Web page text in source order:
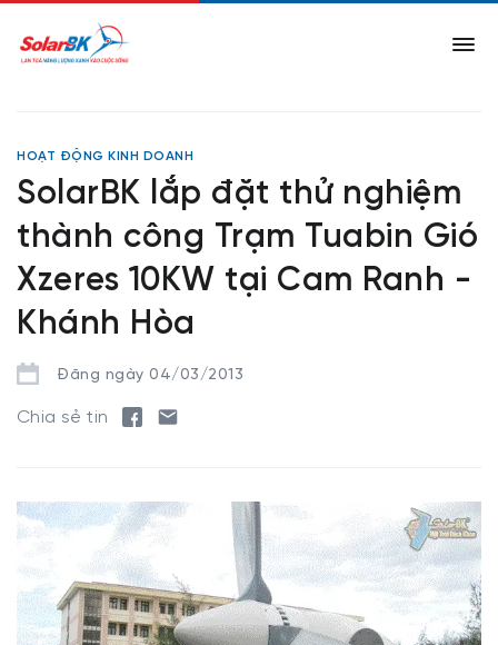
HOẠT ĐỘNG KINH DOANH
SolarBK lắp đặt thử nghiệm
thành công Trạm Tuabin Gió
Xzeres 10KW tại Cam Ranh -
Khánh Hòa
Đăng ngày 04/03/2013
Chia sẻ tin